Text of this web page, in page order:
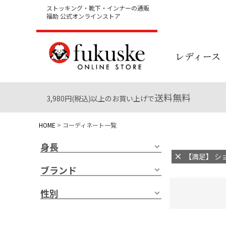
ストッキング・靴下・インナーの通販
福助 公式オンラインストア
レディース
3,980円(税込)以上のお買い上げで送料無料
HOME コーディネート一覧
身長
ブランド
性別
【満足】